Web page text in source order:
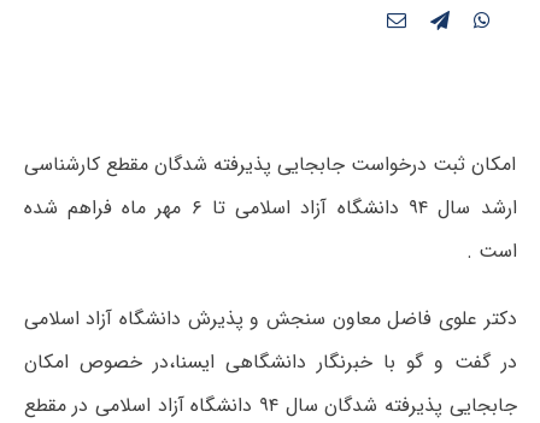
امکان ثبت درخواست جابجایی پذیرفته شدگان مقطع کارشناسی
ارشد سال ۹۴ دانشگاه آزاد اسلامی تا ۶ مهر ماه فراهم شده
است .
دکتر علوی فاضل معاون سنجش و پذیرش دانشگاه آزاد اسلامی
در گفت و گو با خبرنگار دانشگاهی ایسنا،در خصوص امکان
جابجایی پذیرفته شدگان سال ۹۴ دانشگاه آزاد اسلامی در مقطع